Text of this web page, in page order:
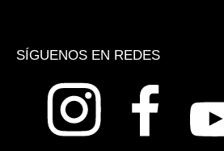
SÍGUENOS EN REDES